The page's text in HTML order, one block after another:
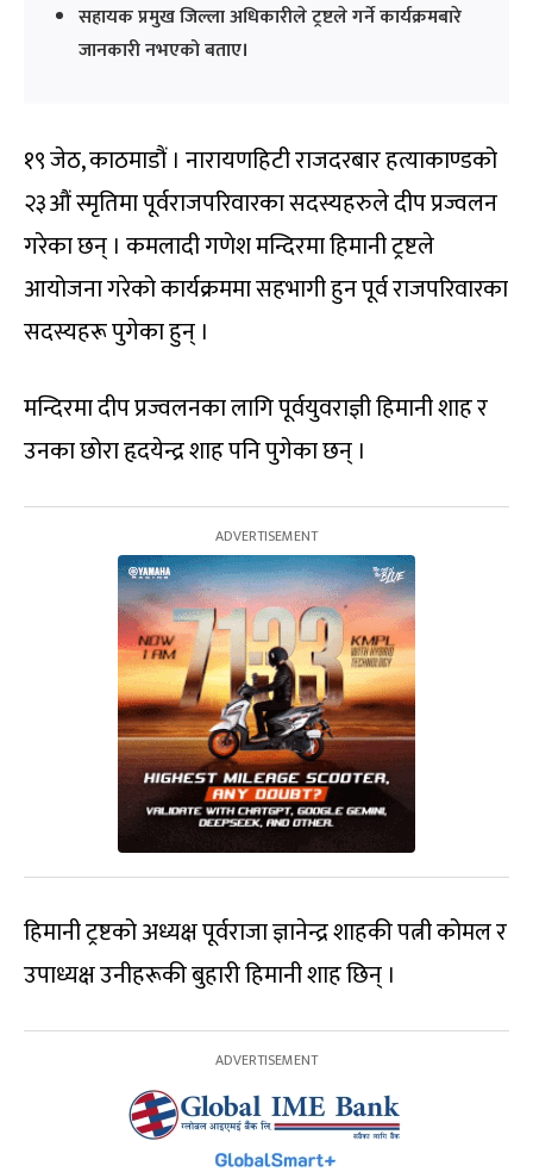
सहायक प्रमुख जिल्ला अधिकारीले ट्रष्टले गर्ने कार्यक्रमबारे
जानकारी नभएको बताए।
१९ जेठ, काठमाडौं । नारायणहिटी राजदरबार हत्याकाण्डको
२३औं स्मृतिमा पूर्वराजपरिवारका सदस्यहरुले दीप प्रज्वलन
गरेका छन् । कमलादी गणेश मन्दिरमा हिमानी ट्रष्टले
आयोजना गरेको कार्यक्रममा सहभागी हुन पूर्व राजपरिवारका
सदस्यहरू पुगेका हुन् ।
मन्दिरमा दीप प्रज्वलनका लागि पूर्वयुवराज्ञी हिमानी शाह र
उनका छोरा हृदयेन्द्र शाह पनि पुगेका छन् ।
हिमानी ट्रष्टको अध्यक्ष पूर्वराजा ज्ञानेन्द्र शाहकी पत्नी कोमल र
उपाध्यक्ष उनीहरूकी बुहारी हिमानी शाह छिन् ।